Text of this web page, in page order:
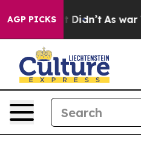
AGP PICKS
it Didn’t As war With